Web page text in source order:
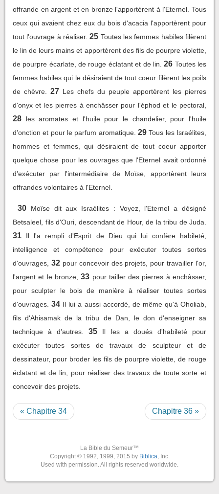
offrande en argent et en bronze l'apportèrent à l'Eternel. Tous
ceux qui avaient chez eux du bois d'acacia l'apportèrent pour
tout l'ouvrage à réaliser. 25 Toutes les femmes habiles filèrent
le lin de leurs mains et apportèrent des fils de pourpre violette,
de pourpre écarlate, de rouge éclatant et de lin. 26 Toutes les
femmes habiles qui le désiraient de tout coeur filèrent les poils
de chèvre.
27 Les chefs du peuple apportèrent les pierres
d'onyx et les pierres à enchâsser pour l'éphod et le pectoral,
28
les aromates et l'huile pour le chandelier, pour l'huile
d'onction et pour le parfum aromatique. 29 Tous les Israélites,
hommes et femmes, qui désiraient de tout coeur apporter
quelque chose pour les ouvrages que l'Eternel avait ordonné
d'exécuter par l'intermédiaire de Moïse, apportèrent leurs
offrandes volontaires à l'Eternel.
30
Moïse dit aux Israélites : Voyez, l'Eternel a désigné
Betsaleel, fils d'Ouri, descendant de Hour, de la tribu de Juda.
31
Il l'a rempli d'Esprit de Dieu qui lui confère habileté,
intelligence et compétence pour exécuter toutes sortes
d'ouvrages, 32 pour concevoir des projets, pour travailler l'or,
l'argent et le bronze, 33 pour tailler des pierres à enchâsser,
pour sculpter le bois de manière à réaliser toutes sortes
d'ouvrages. 34 Il lui a aussi accordé, de même qu'à Oholiab,
fils d'Ahisamak de la tribu de Dan, le don d'enseigner sa
technique à d'autres.
35
Il les a doués d'habileté pour
exécuter toutes sortes de travaux de sculpteur et de
dessinateur, pour broder les fils de pourpre violette, de rouge
éclatant et de lin, pour réaliser des travaux de toute sorte et
concevoir des projets.
« Chapitre 34 Chapitre 36 »
La Bible du Semeur™
Copyright © 1992, 1999, 2015 by Biblica, Inc.
Used with permission. All rights reserved worldwide.